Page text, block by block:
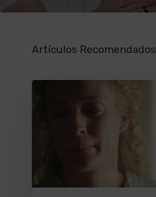
Artículos Recomendados